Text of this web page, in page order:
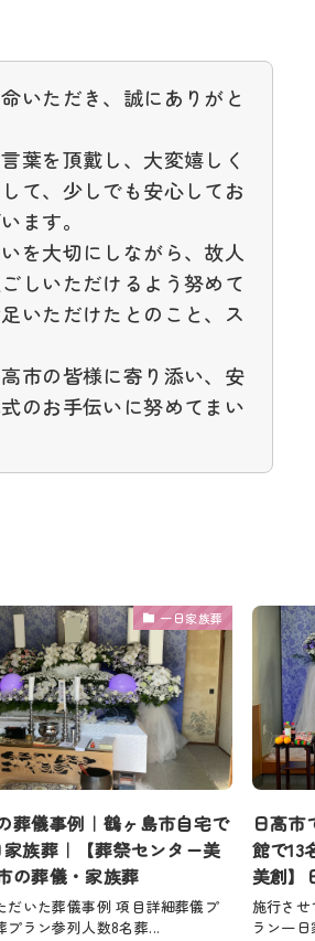
いただき、誠にありがと
葉を頂戴し、大変嬉しく
て、少しでも安心してお
ます。
を大切にしながら、故人
しいただけるよう努めて
いただけたとのこと、ス
市の皆様に寄り添い、安
のお手伝いに努めてまい
一日家族葬
葬儀事例｜鶴ヶ島市自宅で
族葬｜【葬祭センター美
の葬儀・家族葬
だいた葬儀事例 項目詳細葬儀プ
プラン参列人数8名葬...
日高市
館で13
美創】
施行さ
ラン一